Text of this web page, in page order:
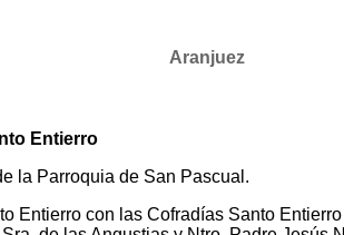
Aranjuez
Entierro
la Parroquia de San Pascual.
Entierro con las Cofradías Santo